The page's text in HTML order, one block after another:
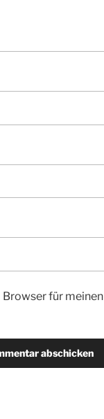
Browser für meinen